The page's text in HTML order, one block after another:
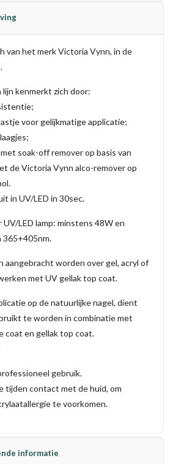
van het merk Victoria Vynn, in de
lijn kenmerkt zich door:
voor gelijkmatige applicatie;
soak-off remover op basis van
de Victoria Vynn alco-remover op
in UV/LED in 30sec.
LED lamp: minstens 48W en
365+405nm.
aangebracht worden over gel, acryl of
met UV gellak top coat.
op de natuurlijke nagel, dient
te worden in combinatie met
coat en gellak top coat.
gebruik.
tijden contact met de huid, om
te voorkomen.
informatie